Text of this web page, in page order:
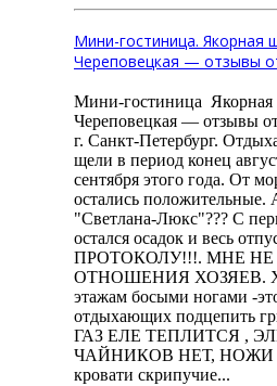
Мини-гостиница. Якорная
Череповецкая — отзывы
Мини-гостиница Якорная
Череповецкая — отзывы
г. Санкт-Петербург.
щели в период конец
сентября этого года. От
остались положительные.
"Светлана-Люкс"??? С
остался осадок и весь
ПРОТОКОЛУ!!!. МНЕ
ОТНОШЕНИЯ ХОЗЯЕВ.
этажам босыми ногами -
отдыхающих подцепить
ГАЗ ЕЛЕ ТЕПЛИТСЯ ,
ЧАЙНИКОВ НЕТ,
кровати скрипучие...